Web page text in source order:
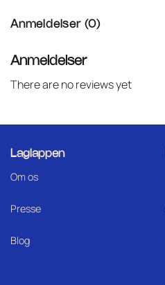
Anmeldelser (0)
Anmeldelser
There are no reviews yet
Laglappen
Om os
Presse
Blog